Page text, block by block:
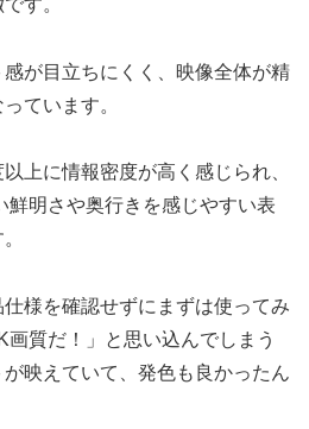
が目立ちにくく、映像全体が精
ています。
上に情報密度が高く感じられ、
鮮明さや奥行きを感じやすい表
様を確認せずにまずは使ってみ
質だ！」と思い込んでしまう
映えていて、発色も良かったん